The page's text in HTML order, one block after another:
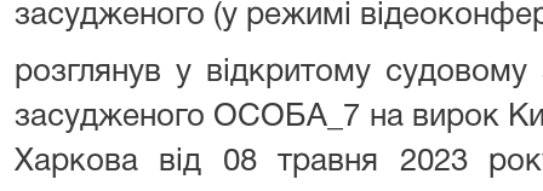
засудженого (у режимі
розглянув у відкритому судовому
засудженого ОСОБА_7 на вирок
Харкова від 08 травня 2023